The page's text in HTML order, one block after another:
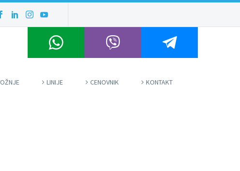
LINIJE CENOVNIK KONTAKT